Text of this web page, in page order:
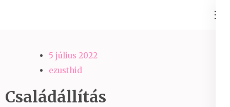
5 július 2022
ezusthid
Családállítás